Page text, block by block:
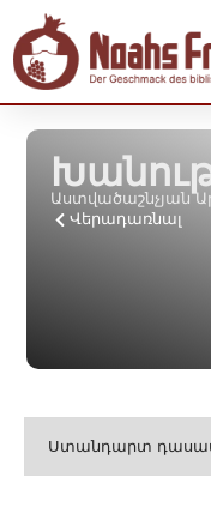
Աստվածաշնչյան
Վերադառնալ